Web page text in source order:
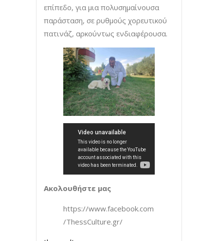
επίπεδο, για μια πολυσημαίνουσα
παράσταση, σε ρυθμούς χορευτικού
πατινάζ, αρκούντως ενδιαφέρουσα.
Ακολουθήστε μας
https://www.facebook.com
/ThessCulture.gr/